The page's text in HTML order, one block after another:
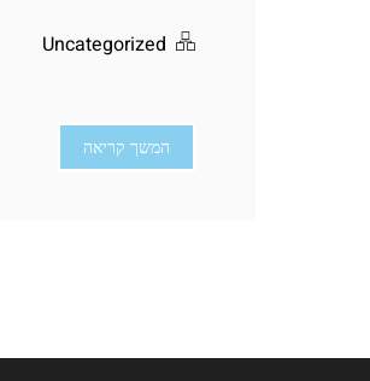
Uncategorized
המשך קריאה